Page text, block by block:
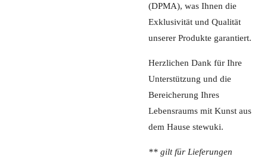
(DPMA), was Ihnen die
Exklusivität und Qualität
unserer Produkte garantiert.
Herzlichen Dank für Ihre
Unterstützung und die
Bereicherung Ihres
Lebensraums mit Kunst aus
dem Hause stewuki.
** gilt für Lieferungen